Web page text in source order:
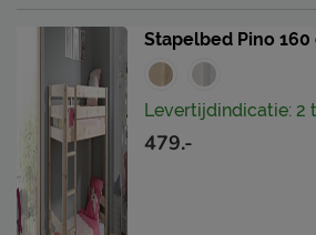
Stapelbed Pino
Levertijdindicatie: 2
479.-